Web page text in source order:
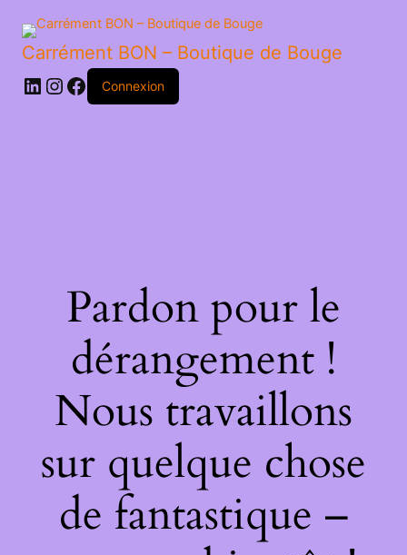
Carrément BON – Boutique de Bouge
LinkedIn
Instagram
Facebook
Connexion
Pardon pour le
dérangement !
Nous travaillons
sur quelque chose
de fantastique –